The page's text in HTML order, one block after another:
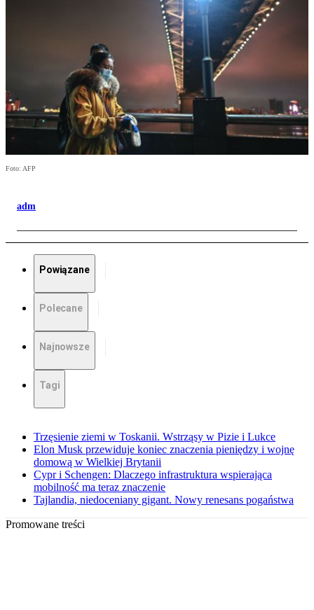
Foto: AFP
adm
Powiązane
Polecane
Najnowsze
Tagi
Trzęsienie ziemi w Toskanii. Wstrząsy w Pizie i Lukce
Elon Musk przewiduje koniec znaczenia pieniędzy i wojnę
domową w Wielkiej Brytanii
Cypr i Schengen: Dlaczego infrastruktura wspierająca
mobilność ma teraz znaczenie
Tajlandia, niedoceniany gigant. Nowy renesans pogaństwa
Promowane treści